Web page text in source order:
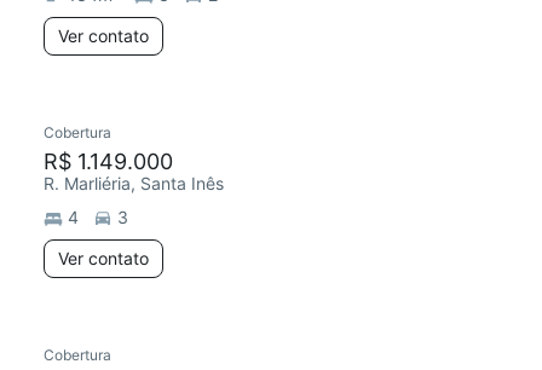
Ver contato
Cobertura
R$ 1.149.000
R. Marliéria, Santa Inês
4
3
Ver contato
Cobertura